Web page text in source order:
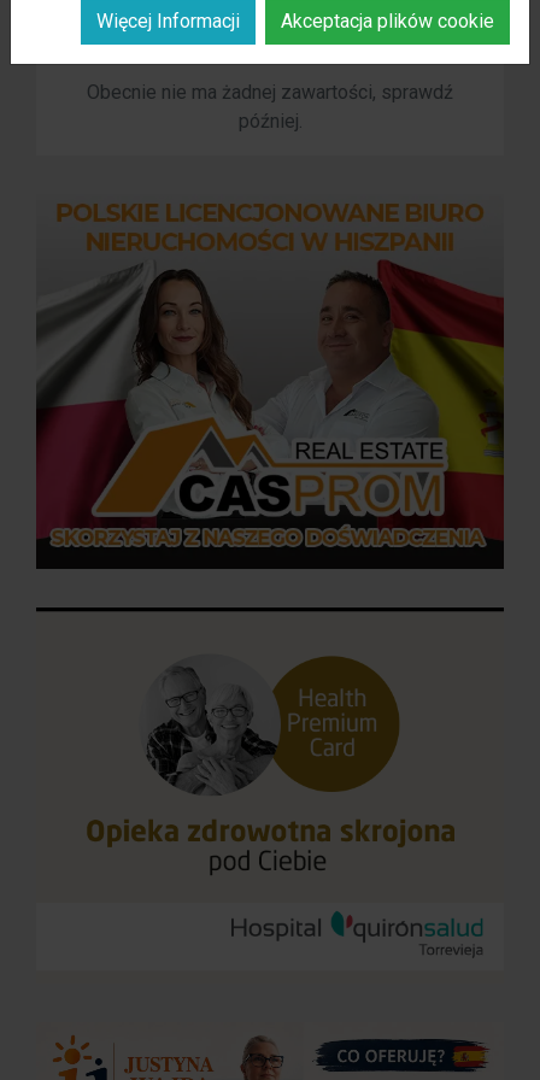
Obecnie nie ma żadnej zawartości, sprawdź
później.
Więcej Informacji Akceptacja plików cookie